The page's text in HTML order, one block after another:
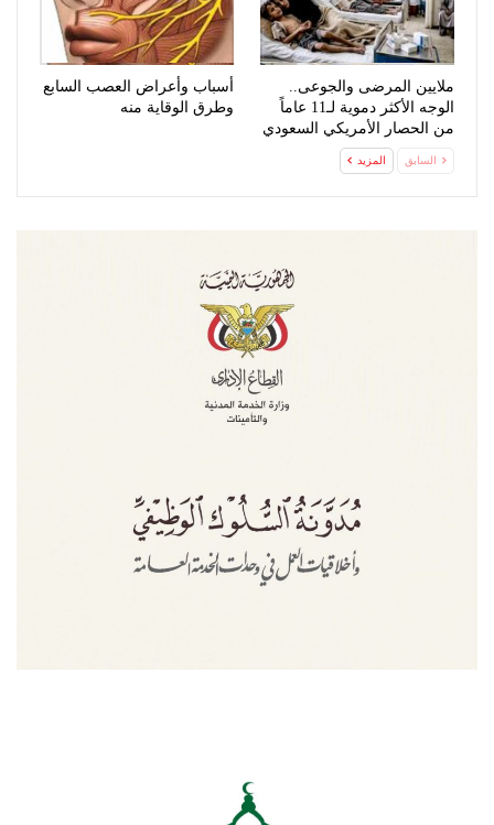
ملايين المرضى والجوعى..
الوجه الأكثر دموية لـ11 عاماً
من الحصار الأمريكي السعودي
أسباب وأعراض العصب السابع
وطرق الوقاية منه
السابق المزيد